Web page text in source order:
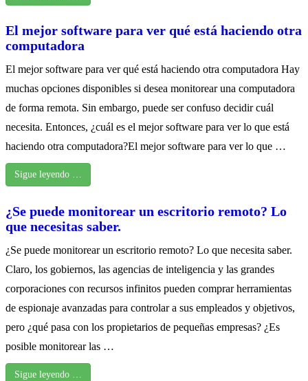
El mejor software para ver qué está haciendo otra
computadora
El mejor software para ver qué está haciendo otra computadora Hay
muchas opciones disponibles si desea monitorear una computadora
de forma remota. Sin embargo, puede ser confuso decidir cuál
necesita. Entonces, ¿cuál es el mejor software para ver lo que está
haciendo otra computadora?El mejor software para ver lo que …
Sigue leyendo …
¿Se puede monitorear un escritorio remoto? Lo
que necesitas saber.
¿Se puede monitorear un escritorio remoto? Lo que necesita saber.
Claro, los gobiernos, las agencias de inteligencia y las grandes
corporaciones con recursos infinitos pueden comprar herramientas
de espionaje avanzadas para controlar a sus empleados y objetivos,
pero ¿qué pasa con los propietarios de pequeñas empresas? ¿Es
posible monitorear las …
Sigue leyendo …